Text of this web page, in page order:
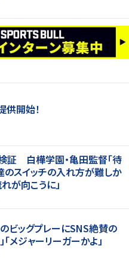
供開始！
証 白樺学園・亀田監督「待
のスイッチの入れ方が難しか
が向こうに」
ビッグプレーにSNS絶賛の
「メジャーリーガーかよ」